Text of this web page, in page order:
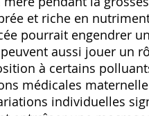
et riche en
pourrait engendrer
aussi jouer un
à certains
médicales
individuelles